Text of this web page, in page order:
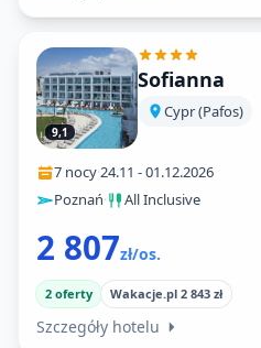
9,1
Sofianna
Cypr (Pafos)
7 nocy·24.11 -01.12.2026
Poznań· All Inclusive
2 807zł/os.
2 oferty Wakacje.pl 2 843 zł
Szczegóły hotelu